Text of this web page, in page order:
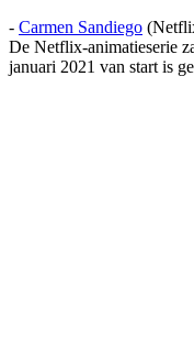
- Carmen Sandiego
De Netflix-animatieserie
januari 2021 van start is